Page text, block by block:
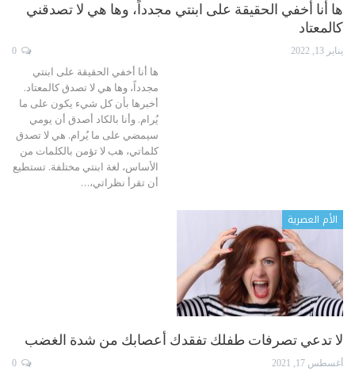
ها أنا أخفي الحقيقة على ابنتي مجدداً، وها هي لا تصدقني
كالمعتاد
يناير 13, 2022
ها أنا أخفي الحقيقة على ابنتي
مجدداً، وها هي لا تصدق كالمعتاد.
أخبرها بأن كل شيء يكون على ما
يُرام. وأنا بالكاد أصدق أن يومي
سيمضي على ما يُرام. هي لا تصدق
كلماتي، هب لا تؤمن بالكلمات من
الأساس، لغة ابنتي مختلفة. تستطيع
أن تقرأ نظراتي،…
الأم العصرية
لا تدعي تصرفات طفلك تفقدك أعصابك من شدة الغضب
أغسطس 17, 2021